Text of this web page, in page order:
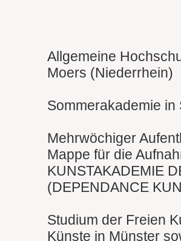
Allgemeine
Moers (Niederrhein)
Sommerakademie
Mehrwöchiger
Mappe für die
KUNSTAKADEMIE
(DEPENDANCE
Studium der Freien
Künste in Münster